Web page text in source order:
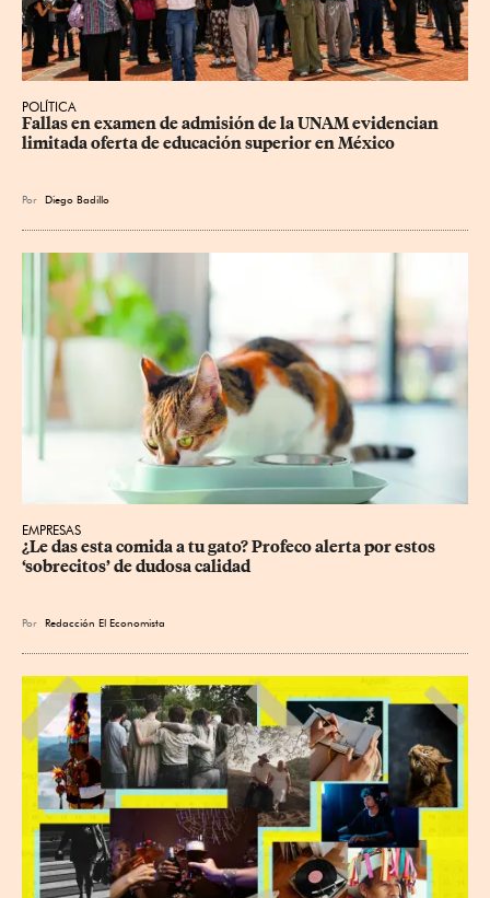
POLÍTICA
Fallas en examen de admisión de la UNAM evidencian
limitada oferta de educación superior en México
Por Diego Badillo
EMPRESAS
¿Le das esta comida a tu gato? Profeco alerta por estos
‘sobrecitos’ de dudosa calidad
Por Redacción El Economista